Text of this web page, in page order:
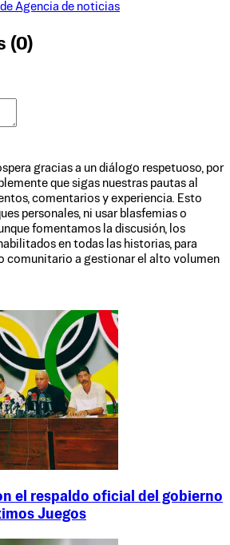
Agencia de noticias
(0)
gracias a un diálogo respetuoso, por
que sigas nuestras pautas al
comentarios y experiencia. Esto
personales, ni usar blasfemias o
fomentamos la discusión, los
en todas las historias, para
comunitario a gestionar el alto volumen
el respaldo oficial del gobierno
Juegos